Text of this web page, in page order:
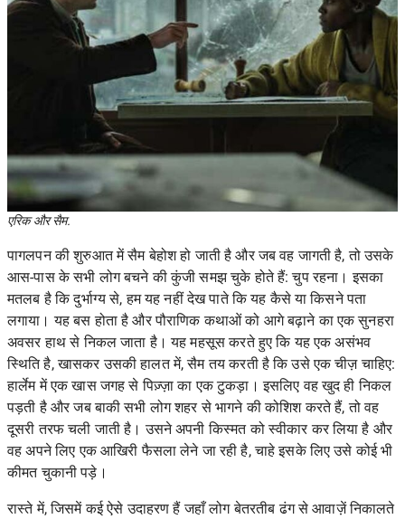
एरिक और सैम.
पागलपन की शुरुआत में सैम बेहोश हो जाती है और जब वह जागती है, तो उसके
आस-पास के सभी लोग बचने की कुंजी समझ चुके होते हैं: चुप रहना। इसका
मतलब है कि दुर्भाग्य से, हम यह नहीं देख पाते कि यह कैसे या किसने पता
लगाया। यह बस होता है और पौराणिक कथाओं को आगे बढ़ाने का एक सुनहरा
अवसर हाथ से निकल जाता है। यह महसूस करते हुए कि यह एक असंभव
स्थिति है, खासकर उसकी हालत में, सैम तय करती है कि उसे एक चीज़ चाहिए:
हार्लेम में एक खास जगह से पिज़्ज़ा का एक टुकड़ा। इसलिए वह खुद ही निकल
पड़ती है और जब बाकी सभी लोग शहर से भागने की कोशिश करते हैं, तो वह
दूसरी तरफ चली जाती है। उसने अपनी किस्मत को स्वीकार कर लिया है और
वह अपने लिए एक आखिरी फैसला लेने जा रही है, चाहे इसके लिए उसे कोई भी
कीमत चुकानी पड़े।
रास्ते में, जिसमें कई ऐसे उदाहरण हैं जहाँ लोग बेतरतीब ढंग से आवाज़ें निकालते